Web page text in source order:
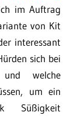
im Auftrag
von Kit
interessant
sich bei
welche
um ein
Süßigkeit